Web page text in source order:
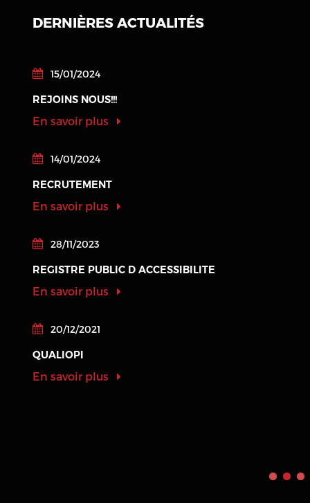
DERNIÈRES ACTUALITÉS
15/01/2024
REJOINS NOUS!!!
En savoir plus
14/01/2024
RECRUTEMENT
En savoir plus
28/11/2023
REGISTRE PUBLIC D ACCESSIBILITE
En savoir plus
20/12/2021
QUALIOPI
En savoir plus